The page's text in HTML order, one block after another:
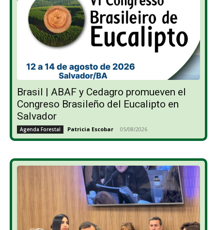
Brasil | ABAF y Cedagro promueven el
Congreso Brasileño del Eucalipto en
Salvador
Agenda Forestal Patricia Escobar - 05/08/2026